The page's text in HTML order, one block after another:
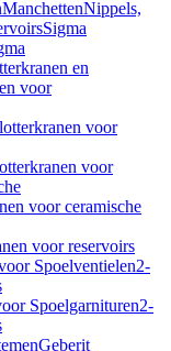
ManchettenNippels,
Sigma
en
voor
voor
voor
voor ceramische
voor reservoirs
Spoelventielen2-
Spoelgarnituren2-
Geberit